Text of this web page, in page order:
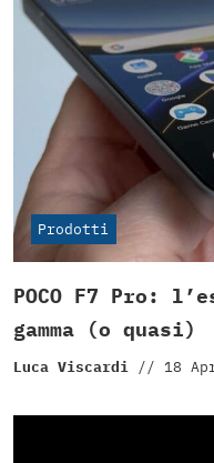
Prodotti
POCO F7 Pro:
gamma (o quasi)
Luca Viscardi // 18